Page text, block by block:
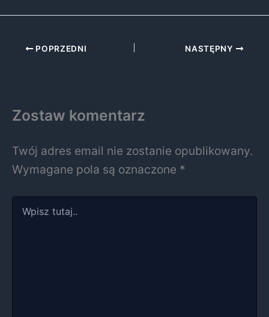
POPRZEDNI NASTĘPNY
Zostaw komentarz
Twój adres email nie zostanie opublikowany.
Wymagane pola są oznaczone *
tutaj..